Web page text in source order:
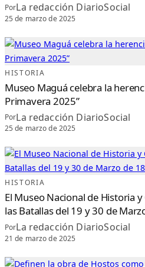
PorLa redacción DiarioSocial
25 de marzo de 2025
HISTORIA
Museo Maguá celebra la
Primavera 2025”
PorLa redacción DiarioSocial
25 de marzo de 2025
HISTORIA
El Museo Nacional de Historia
las Batallas del 19 y 30 de
PorLa redacción DiarioSocial
21 de marzo de 2025